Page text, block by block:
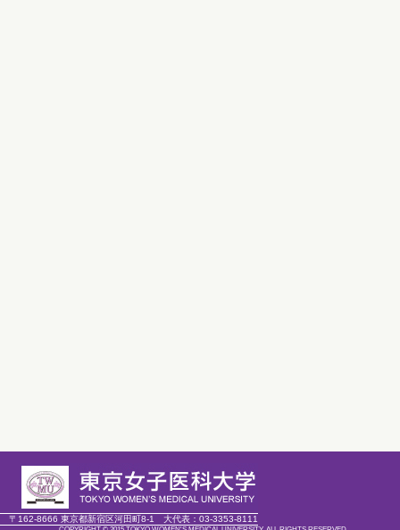
〒162-8666 東京都新宿区河田町8-1 大代表： 03-3353-8111